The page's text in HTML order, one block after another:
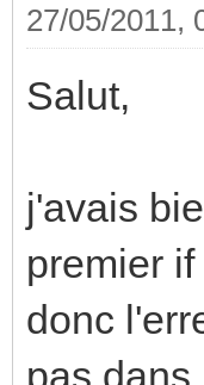
27/05/2011,
Salut,
j'avais
premier if
donc
pas dans